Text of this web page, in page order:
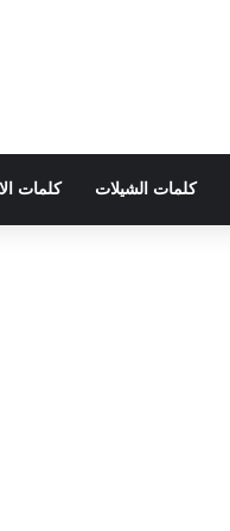
كلمات الشيلات كلمات